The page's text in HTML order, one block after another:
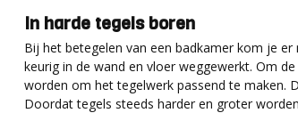
In harde tegels boren
Bij het betegelen van een badkamer kom je
keurig in de wand en vloer weggewerkt. Om
worden om het tegelwerk passend te maken.
Doordat tegels steeds harder en groter